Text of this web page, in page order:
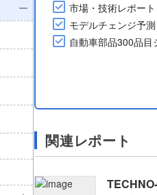
市場・技術レポート
モデルチェンジ予測
自動車部品300品目
関連レポート